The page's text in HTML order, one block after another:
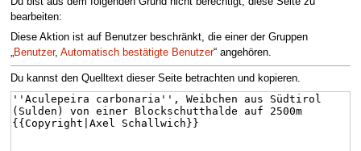
Navigation
springen
Suche
springen
bearbeiten:
Diese Aktion ist auf Benutzer beschränkt, die einer der Gruppen
„Benutzer, Automatisch bestätigte Benutzer“ angehören.
Du kannst den Quelltext dieser Seite betrachten und kopieren.